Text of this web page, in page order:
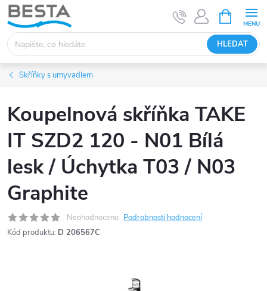
Přejít
na
obsah
HLEDAT
NÁKUPNÍ
KOŠÍK
Skříňky s umyvadlem
Koupelnová skříňka TAKE
IT SZD2 120 - N01 Bílá
lesk / Úchytka T03 / N03
Graphite
Neohodnoceno Podrobnosti hodnocení
Kód produktu: D 206567C